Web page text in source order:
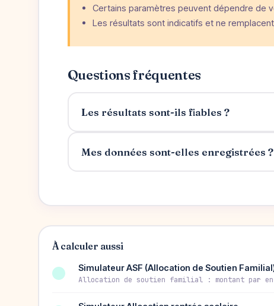
Certains paramètres peuvent dépendre de
Les résultats sont indicatifs et ne
Questions fréquentes
Les résultats sont-ils fiables ?
Mes données sont-elles enregistrées ?
À calculer aussi
Simulateur ASF (Allocation de Soutien
Allocation de soutien familial : montant par